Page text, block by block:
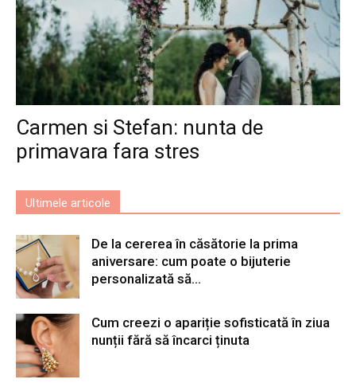
Carmen si Stefan: nunta de
primavara fara stres
Ultimele articole
De la cererea în căsătorie la prima
aniversare: cum poate o bijuterie
personalizată să...
Cum creezi o apariție sofisticată în ziua
nunții fără să încarci ținuta